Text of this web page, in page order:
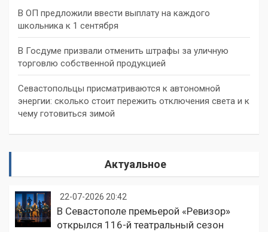
В ОП предложили ввести выплату на каждого
школьника к 1 сентября
В Госдуме призвали отменить штрафы за уличную
торговлю собственной продукцией
Севастопольцы присматриваются к автономной
энергии: сколько стоит пережить отключения света и к
чему готовиться зимой
Актуальное
22-07-2026 20:42
В Севастополе премьерой «Ревизор»
открылся 116-й театральный сезон